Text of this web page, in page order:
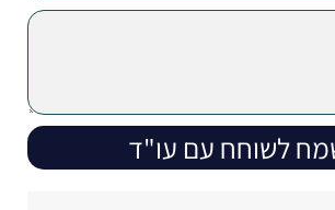
לשוחח עם עו"ד